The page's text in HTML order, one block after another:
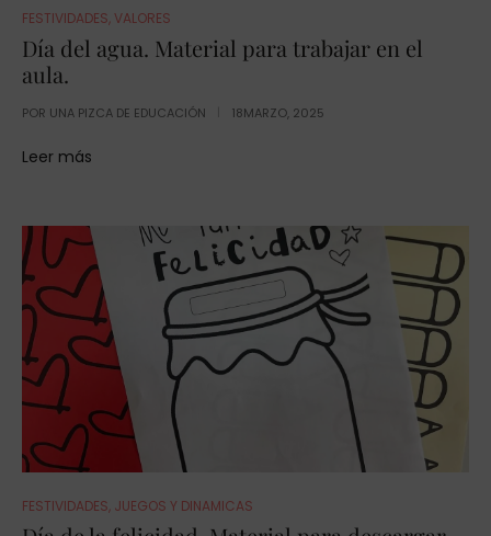
FESTIVIDADES,VALORES
Día del agua. Material para trabajar en el
aula.
POR UNA PIZCA DE EDUCACIÓN 18MARZO, 2025
Leer más
FESTIVIDADES, JUEGOS Y DINAMICAS